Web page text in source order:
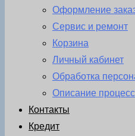
Оформление
Сервис и ремонт
Корзина
Личный кабинет
Обработка
Описание
Контакты
Кредит